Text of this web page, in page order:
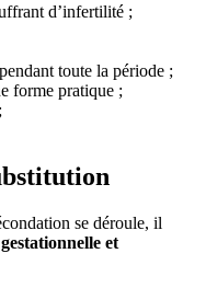
d’infertilité ;
toute la période ;
forme pratique ;
se déroule, il
gestationnelle et